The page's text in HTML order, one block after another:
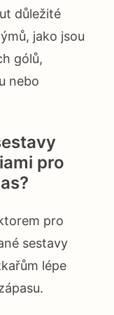
důležité
jako jsou
gólů,
nebo
pro
pro
sestavy
lépe